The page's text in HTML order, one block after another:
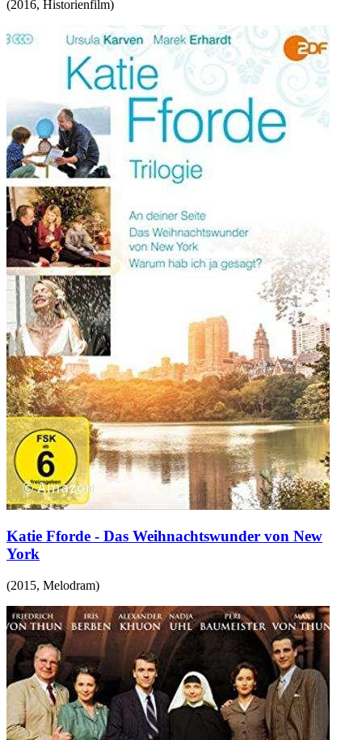
(2016, Historienfilm)
Katie Fforde - Das Weihnachtswunder von New
York
(2015, Melodram)